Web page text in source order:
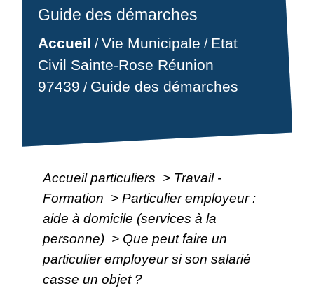
Guide des démarches
Accueil /Vie Municipale / Etat
Civil Sainte-Rose Réunion
97439 / Guide des démarches
Accueil particuliers > Travail -
Formation > Particulier employeur :
aide à domicile (services à la
personne) > Que peut faire un
particulier employeur si son salarié
casse un objet ?